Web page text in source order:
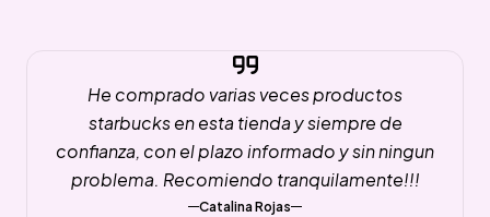
He comprado varias veces productos
starbucks en esta tienda y siempre de
confianza, con el plazo informado y sin ningun
problema. Recomiendo tranquilamente!!!
Catalina Rojas